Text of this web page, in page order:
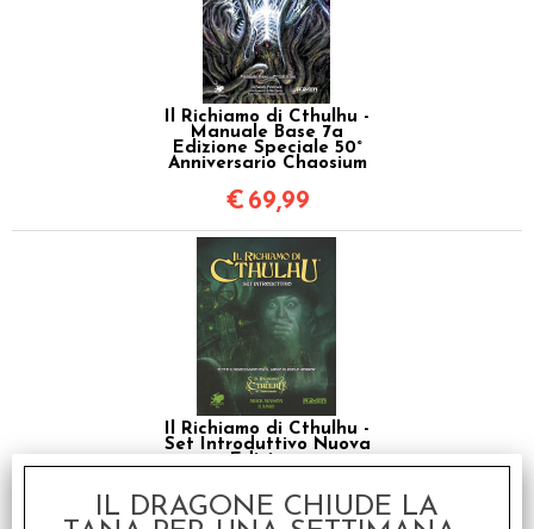
Il Richiamo di Cthulhu -
Manuale Base 7a
Edizione Speciale 50°
Anniversario Chaosium
€ 69,99
Il Richiamo di Cthulhu -
Set Introduttivo Nuova
Edizione
€39,99
IL DRAGONE CHIUDE LA